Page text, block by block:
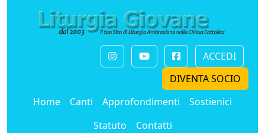
ACCEDI
DIVENTA SOCIO
Home
Canti Approfondimenti
Sostienici
Statuto
Contatti